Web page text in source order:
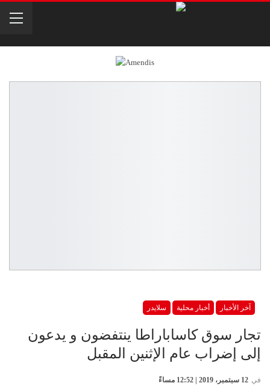
آخر الأخبار أخبار محلية سلايدر
تجار سوق كاساباراطا ينتفضون و يدعون
إلى إضراب عام الإثنين المقبل
في 12 سبتمبر، 2019 | 12:52 مساءً